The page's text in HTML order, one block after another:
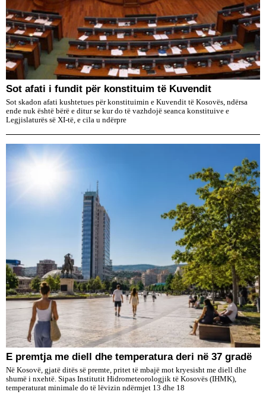
​Sot afati i fundit për konstituim të Kuvendit
Sot skadon afati kushtetues për konstituimin e Kuvendit të Kosovës, ndërsa
ende nuk është bërë e ditur se kur do të vazhdojë seanca konstituive e
Legjislaturës së XI-të, e cila u ndërpre
E premtja me diell dhe temperatura deri në 37 gradë
Në Kosovë, gjatë ditës së premte, pritet të mbajë mot kryesisht me diell dhe
shumë i nxehtë. Sipas Institutit Hidrometeorologjik të Kosovës (IHMK),
temperaturat minimale do të lëvizin ndërmjet 13 dhe 18